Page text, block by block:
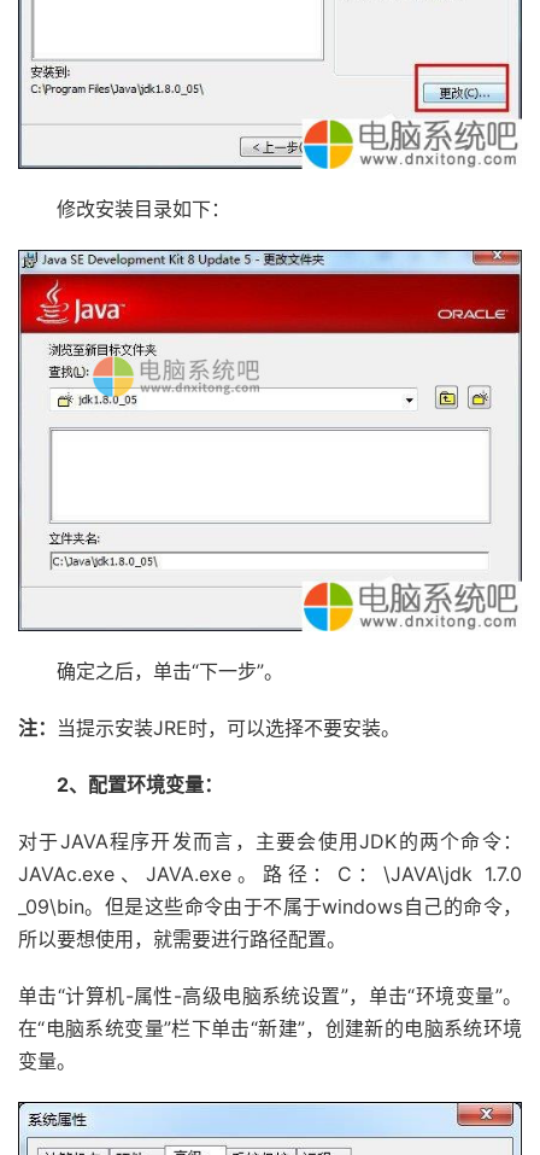
修改安装目录如下：
确定之后，单击“下一步”。
注： 当提示安装JRE时，可以选择不要安装。
2、配置环境变量：
对于JAVA程序开发而言，主要会使用JDK的两个命令：
JAVAc.exe、JAVA.exe。路径：C：\JAVA\jdk 1.7.0
_09\bin。但是这些命令由于不属于windows自己的命令，
所以要想使用，就需要进行路径配置。
单击“计算机-属性-高级电脑系统设置”，单击“环境变量”。
在“电脑系统变量”栏下单击“新建”，创建新的电脑系统环境
变量。